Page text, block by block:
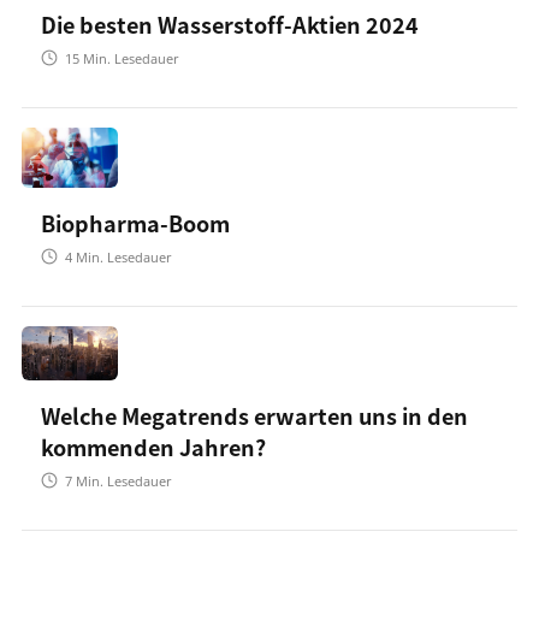
Die besten Wasserstoff-Aktien 2024
15 Min. Lesedauer
Biopharma-Boom
4 Min. Lesedauer
Welche Megatrends erwarten uns in den
kommenden Jahren?
7 Min. Lesedauer